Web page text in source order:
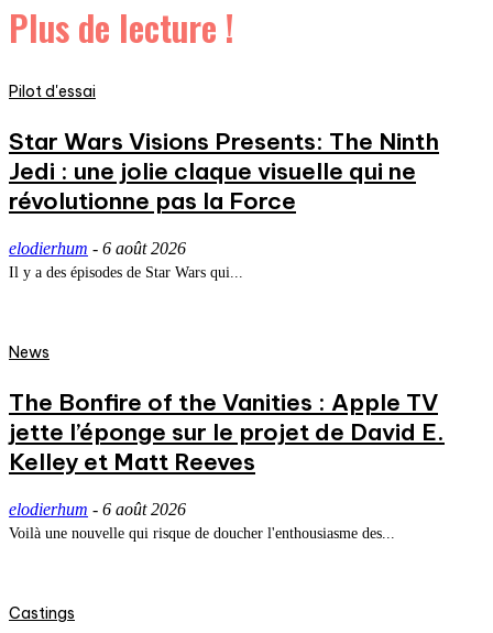
Plus de lecture !
Pilot d'essai
Star Wars Visions Presents: The Ninth
Jedi : une jolie claque visuelle qui ne
révolutionne pas la Force
elodierhum - 6 août 2026
Il y a des épisodes de Star Wars qui...
News
The Bonfire of the Vanities : Apple TV
jette l’éponge sur le projet de David E.
Kelley et Matt Reeves
elodierhum - 6 août 2026
Voilà une nouvelle qui risque de doucher l'enthousiasme des...
Castings